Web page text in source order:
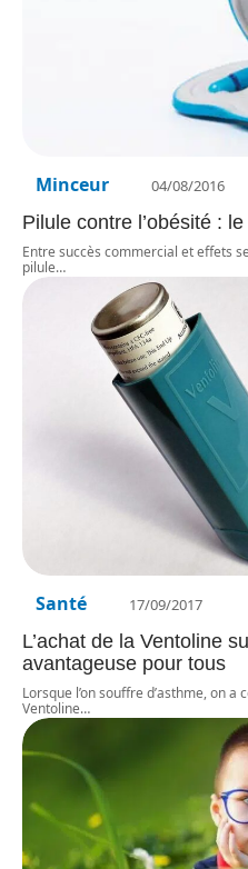
Minceur 04/08/2016
Pilule contre l’obésité :
Entre succès commercial et effets
pilule…
Santé 17/09/2017
L’achat de la Ventoline
avantageuse pour tous
Lorsque l’on souffre d’asthme, on
Ventoline…